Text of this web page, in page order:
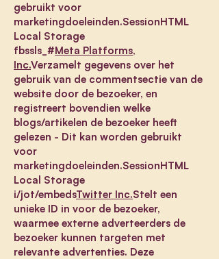
gebruikt voor
marketingdoeleinden.SessionHTML
Local Storage
fbssls_#Meta Platforms,
Inc.Verzamelt gegevens over het
gebruik van de commentsectie van de
website door de bezoeker, en
registreert bovendien welke
blogs/artikelen de bezoeker heeft
gelezen - Dit kan worden gebruikt
voor
marketingdoeleinden.SessionHTML
Local Storage
i/jot/embedsTwitter Inc.Stelt een
unieke ID in voor de bezoeker,
waarmee externe adverteerders de
bezoeker kunnen targeten met
relevante advertenties. Deze